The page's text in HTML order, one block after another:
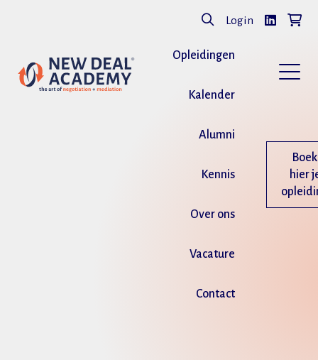
Login
Opleidingen
Kalender
Alumni
Kennis
Over ons
Vacature
Contact
Boek
hier